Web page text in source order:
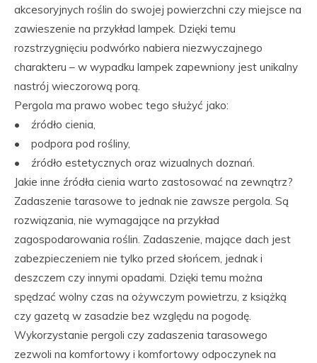
akcesoryjnych roślin do swojej powierzchni czy miejsce na
zawieszenie na przykład lampek. Dzięki temu
rozstrzygnięciu podwórko nabiera niezwyczajnego
charakteru – w wypadku lampek zapewniony jest unikalny
nastrój wieczorową porą.
Pergola ma prawo wobec tego służyć jako:
• źródło cienia,
• podpora pod rośliny,
• źródło estetycznych oraz wizualnych doznań.
Jakie inne źródła cienia warto zastosować na zewnątrz?
Zadaszenie tarasowe to jednak nie zawsze pergola. Są
rozwiązania, nie wymagające na przykład
zagospodarowania roślin. Zadaszenie, mające dach jest
zabezpieczeniem nie tylko przed słońcem, jednak i
deszczem czy innymi opadami. Dzięki temu można
spędzać wolny czas na ożywczym powietrzu, z książką
czy gazetą w zasadzie bez względu na pogodę.
Wykorzystanie pergoli czy zadaszenia tarasowego
zezwoli na komfortowy i komfortowy odpoczynek na